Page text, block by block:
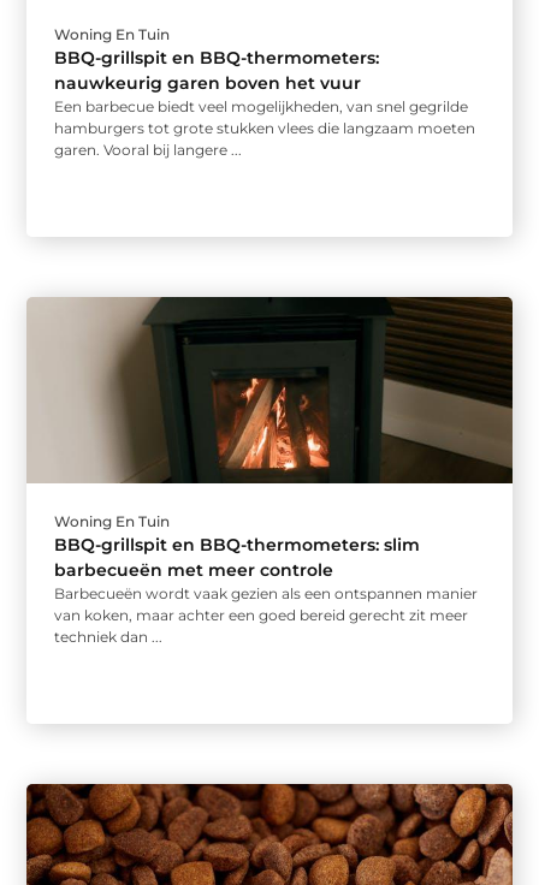
Woning En Tuin
BBQ-grillspit en BBQ-thermometers:
nauwkeurig garen boven het vuur
Een barbecue biedt veel mogelijkheden, van snel gegrilde
hamburgers tot grote stukken vlees die langzaam moeten
garen. Vooral bij langere ...
Woning En Tuin
BBQ-grillspit en BBQ-thermometers: slim
barbecueën met meer controle
Barbecueën wordt vaak gezien als een ontspannen manier
van koken, maar achter een goed bereid gerecht zit meer
techniek dan ...